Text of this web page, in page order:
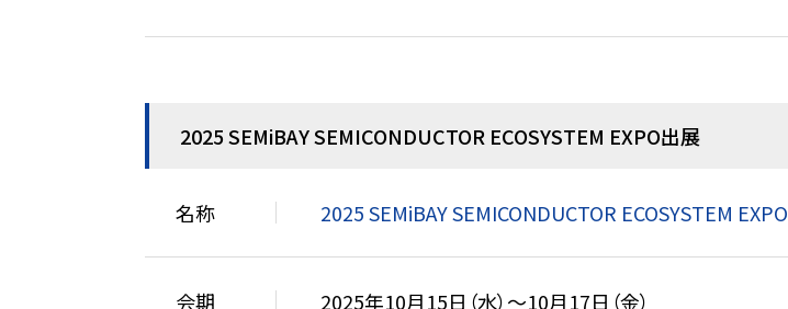
2025 SEMiBAY SEMICONDUCTOR ECOSYSTEM EXPO出展
名称 2025 SEMiBAY SEMICONDUCTOR ECOSYSTEM EXPO
会期 2025年10月15日（水）～10月17日（金）